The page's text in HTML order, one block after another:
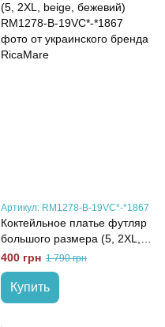
Артикул: RM1278-B-19VC*-*1867
Коктейльное платье футляр
большого размера (5, 2XL,
beige, бежевий)
400 грн 1 790 грн
Купить